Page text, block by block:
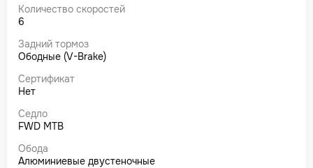
Количество скоростей
6
Задний тормоз
Ободные (V-Brake)
Сертификат
Нет
Седло
FWD MTB
Обода
Алюминиевые двустеночные